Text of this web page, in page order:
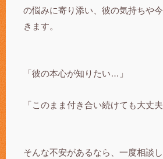
の悩みに寄り添い、彼の気持ちや
きます。
「彼の本心が知りたい…」
「このまま付き合い続けても大丈夫
そんな不安があるなら、一度相談